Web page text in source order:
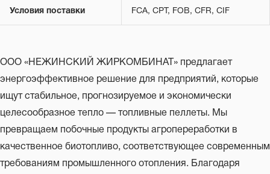
Условия поставки FCA, CPT, FOB, CFR, CIF
ООО «НЕЖИНСКИЙ ЖИРКОМБИНАТ» предлагает
энергоэффективное решение для предприятий, которые
ищут стабильное, прогнозируемое и экономически
целесообразное тепло — топливные пеллеты. Мы
превращаем побочные продукты агропереработки в
качественное биотопливо, соответствующее современным
требованиям промышленного отопления. Благодаря